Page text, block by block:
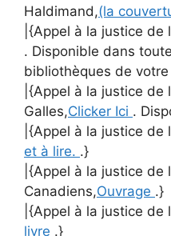
Haldimand,(la
|{Appel à la justice de
. Disponible dans
bibliothèques de
|{Appel à la justice de
Galles,Clicker Ici .
|{Appel à la justice de
et à lire. .}
|{Appel à la justice de
Canadiens,Ouvrage .}
|{Appel à la justice de
livre .}